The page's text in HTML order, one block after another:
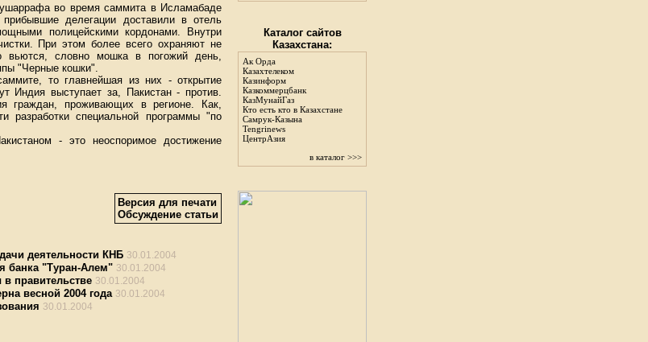
во время саммита в Исламабаде
делегации доставили в отель
полицейскими кордонами. Внутри
При этом более всего охраняют не
вьются, словно мошка в погожий день,
"Черные кошки".
то главнейшая из них - открытие
Индия выступает за, Пакистан - против.
граждан, проживающих в регионе. Как,
разработки специальной программы "по
- это неоспоримое достижение
Версия для печати
Обсуждение статьи
деятельности КНБ 30.01.2004
банка "Туран-Алем" 30.01.2004
правительстве 30.01.2004
весной 2004 года 30.01.2004
30.01.2004
Каталог сайтов
Казахстана:
Ак Орда
Казахтелеком
Казинформ
Казкоммерцбанк
КазМунайГаз
Кто есть кто в Казахстане
Самрук-Казына
Tengrinews
ЦентрАзия
в каталог >>>